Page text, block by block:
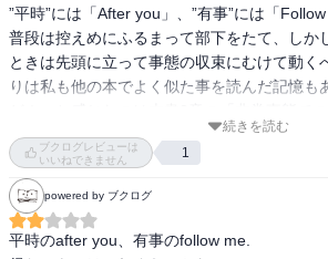
”平時”には「After you」、”有事”には「
普段は控えめにふるまって部下をたて、しか
ときは先頭に立って事態の収束にむけて動く
りは私も他の本でよく似た事を読んだ記憶も
いて述べられた部分です。”平時”の情報伝達
拘り過ぎて、決定権のある指揮官に情報が伝
織としてのルールが定まっているケースでは
で、非常時には中間の承認等のプロセスを経
揮官が直接、情報を集めて指示する事も重要
続きを読む
ブクログレビューは
いいねできません
1
powered by ブクログ
平時のafter you、有事のfollow me.